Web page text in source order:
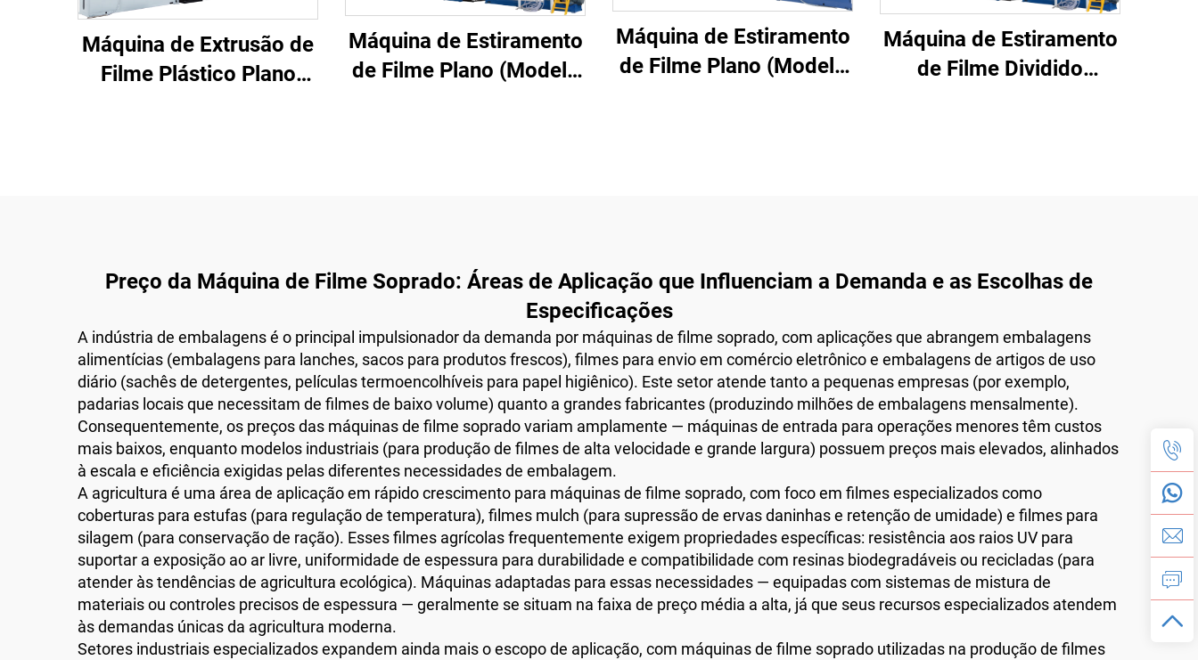
Máquina de Extrusão de
Filme Plástico Plano
Máquina de Estiramento
de Filme Plano (Modelo
Máquina de Estiramento
de Filme Plano (Modelo
Máquina de Estiramento
de Filme Dividido
Preço da Máquina de Filme Soprado: Áreas de Aplicação que Influenciam a Demanda e as Escolhas de
Especificações
A indústria de embalagens é o principal impulsionador da demanda por máquinas de filme soprado, com aplicações que abrangem embalagens
alimentícias (embalagens para lanches, sacos para produtos frescos), filmes para envio em comércio eletrônico e embalagens de artigos de uso
diário (sachês de detergentes, películas termoencolhíveis para papel higiênico). Este setor atende tanto a pequenas empresas (por exemplo,
padarias locais que necessitam de filmes de baixo volume) quanto a grandes fabricantes (produzindo milhões de embalagens mensalmente).
Consequentemente, os preços das máquinas de filme soprado variam amplamente — máquinas de entrada para operações menores têm custos
mais baixos, enquanto modelos industriais (para produção de filmes de alta velocidade e grande largura) possuem preços mais elevados, alinhados
à escala e eficiência exigidas pelas diferentes necessidades de embalagem.
A agricultura é uma área de aplicação em rápido crescimento para máquinas de filme soprado, com foco em filmes especializados como
coberturas para estufas (para regulação de temperatura), filmes mulch (para supressão de ervas daninhas e retenção de umidade) e filmes para
silagem (para conservação de ração). Esses filmes agrícolas frequentemente exigem propriedades específicas: resistência aos raios UV para
suportar a exposição ao ar livre, uniformidade de espessura para durabilidade e compatibilidade com resinas biodegradáveis ou recicladas (para
atender às tendências de agricultura ecológica). Máquinas adaptadas para essas necessidades — equipadas com sistemas de mistura de
materiais ou controles precisos de espessura — geralmente se situam na faixa de preço média a alta, já que seus recursos especializados atendem
às demandas únicas da agricultura moderna.
Setores industriais especializados expandem ainda mais o escopo de aplicação, com máquinas de filme soprado utilizadas na produção de filmes